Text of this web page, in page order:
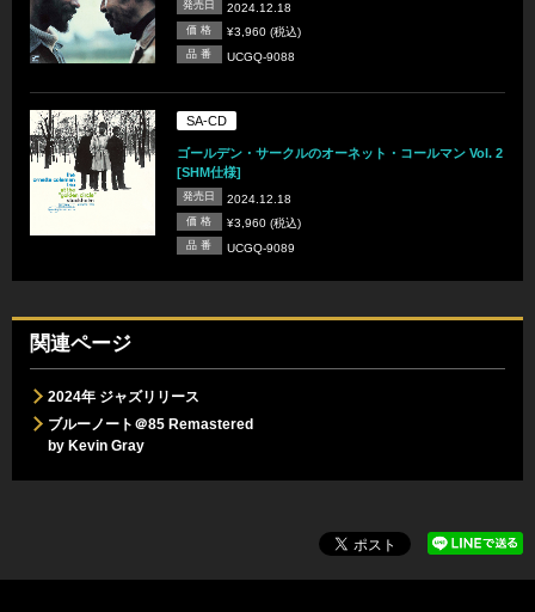
発売日 2024.12.18
価 格 ¥3,960 (税込)
品 番 UCGQ-9088
SA-CD
ゴールデン・サークルのオーネット・コールマン Vol. 2
[SHM仕様]
発売日 2024.12.18
価 格 ¥3,960 (税込)
品 番 UCGQ-9089
関連ページ
2024年 ジャズリリース
ブルーノート＠85 Remastered
by Kevin Gray